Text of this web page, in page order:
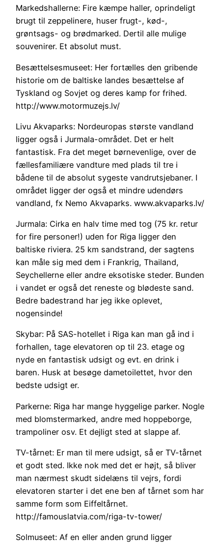
Markedshallerne: Fire kæmpe haller, oprindeligt
brugt til zeppelinere, huser frugt-, kød-,
grøntsags- og brødmarked. Dertil alle mulige
souvenirer. Et absolut must.
Besættelsesmuseet: Her fortælles den gribende
historie om de baltiske landes besættelse af
Tyskland og Sovjet og deres kamp for frihed.
http://www.motormuzejs.lv/
Livu Akvaparks: Nordeuropas største vandland
ligger også i Jurmala-området. Det er helt
fantastisk. Fra det meget børnevenlige, over de
fællesfamiliære vandture med plads til tre i
bådene til de absolut sygeste vandrutsjebaner. I
området ligger der også et mindre udendørs
vandland, fx Nemo Akvaparks. www.akvaparks.lv/
Jurmala: Cirka en halv time med tog (75 kr. retur
for fire personer!) uden for Riga ligger den
baltiske riviera. 25 km sandstrand, der sagtens
kan måle sig med dem i Frankrig, Thailand,
Seychellerne eller andre eksotiske steder. Bunden
i vandet er også det reneste og blødeste sand.
Bedre badestrand har jeg ikke oplevet,
nogensinde!
Skybar: På SAS-hotellet i Riga kan man gå ind i
forhallen, tage elevatoren op til 23. etage og
nyde en fantastisk udsigt og evt. en drink i
baren. Husk at besøge dametoilettet, hvor den
bedste udsigt er.
Parkerne: Riga har mange hyggelige parker. Nogle
med blomstermarked, andre med hoppeborge,
trampoliner osv. Et dejligt sted at slappe af.
TV-tårnet: Er man til mere udsigt, så er TV-tårnet
et godt sted. Ikke nok med det er højt, så bliver
man nærmest skudt sidelæns til vejrs, fordi
elevatoren starter i det ene ben af tårnet som har
samme form som Eiffeltårnet.
http://famouslatvia.com/riga-tv-tower/
Solmuseet: Af en eller anden grund ligger